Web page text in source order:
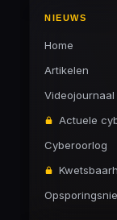
NIEUWS
Home
Artikelen
Videojournaal
Actuele
Cyberoorlog